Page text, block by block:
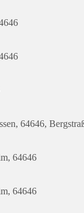
64646,
64646
64646